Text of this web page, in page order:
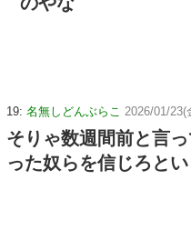
19: 名無しどんぶらこ 2026/01/
そりゃ数週間前と言
った奴らを信じろと